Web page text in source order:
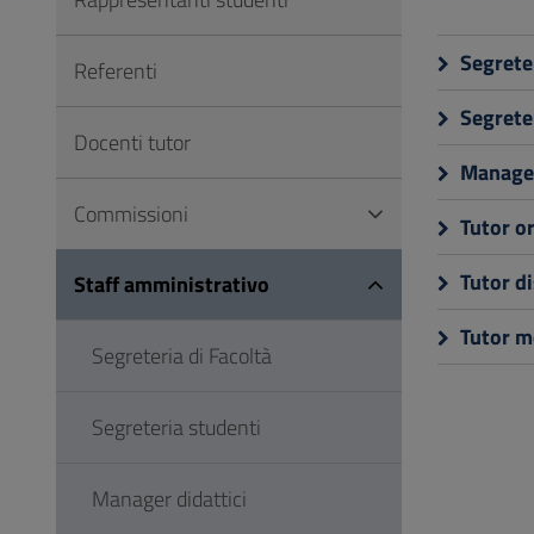
Footer
Tutor
Tutor
Tutor
Referenti
Docenti tutor
Commissioni
Staff amministrativo
Segreteria di Facoltà
Segreteria studenti
Manager didattici